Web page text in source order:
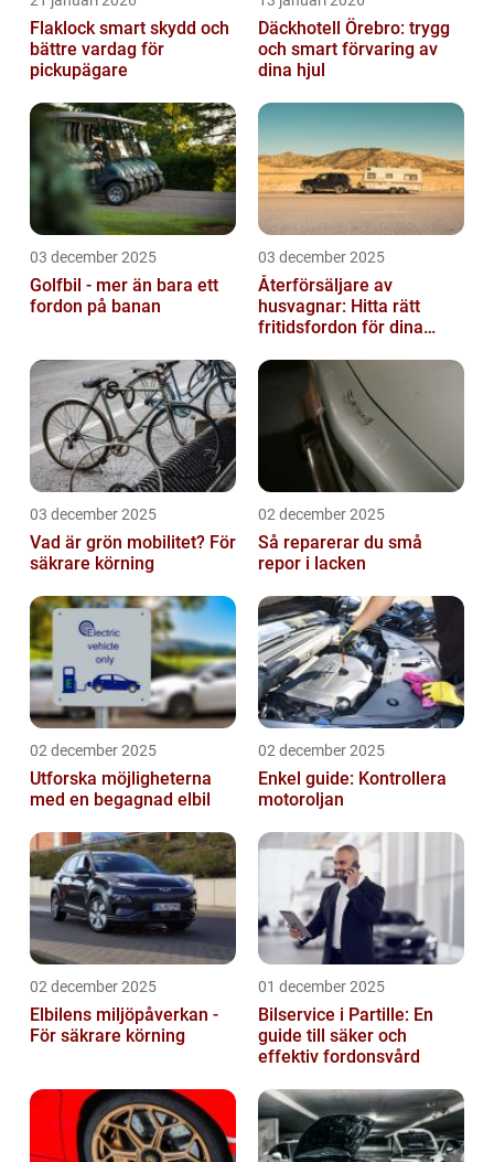
Flaklock smart skydd och
bättre vardag för
pickupägare
Däckhotell Örebro: trygg
och smart förvaring av
dina hjul
03 december 2025
Golfbil - mer än bara ett
fordon på banan
03 december 2025
Återförsäljare av
husvagnar: Hitta rätt
fritidsfordon för dina
03 december 2025
Vad är grön mobilitet? För
säkrare körning
02 december 2025
Så reparerar du små
repor i lacken
02 december 2025
Utforska möjligheterna
med en begagnad elbil
02 december 2025
Enkel guide: Kontrollera
motoroljan
02 december 2025
Elbilens miljöpåverkan -
För säkrare körning
01 december 2025
Bilservice i Partille: En
guide till säker och
effektiv fordonsvård